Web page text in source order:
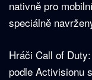
nativně pro
speciálně
Hráči Call of
podle Activisionu